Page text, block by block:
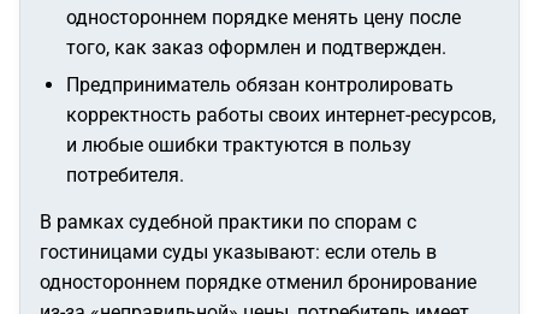
одностороннем порядке менять цену после
того, как заказ оформлен и подтвержден.
Предприниматель обязан контролировать
корректность работы своих интернет-ресурсов,
и любые ошибки трактуются в пользу
потребителя.
В рамках судебной практики по спорам с
гостиницами суды указывают: если отель в
одностороннем порядке отменил бронирование